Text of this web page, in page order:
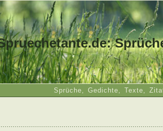
Sprüche, Gedichte, Texte,